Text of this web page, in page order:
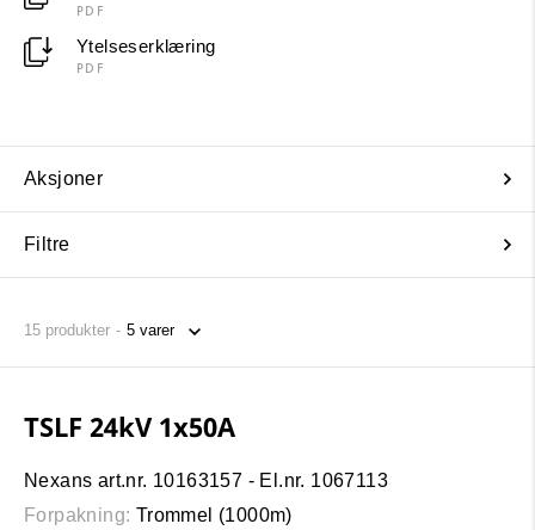
PDF
Ytelseserklæring
PDF
Aksjoner
Filtre
15 produkter
TSLF 24kV 1x50A
Nexans art.nr. 10163157 - El.nr. 1067113
Forpakning: Trommel (1000m)